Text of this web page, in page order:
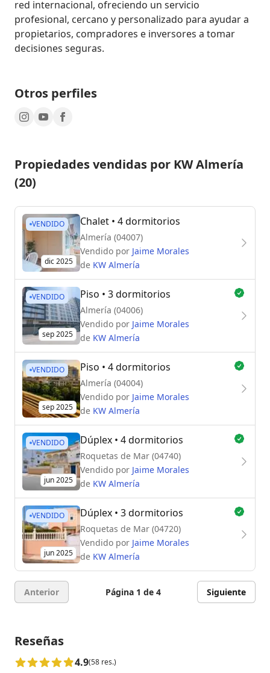
red internacional, ofreciendo un servicio
profesional, cercano y personalizado para ayudar a
propietarios, compradores e inversores a tomar
decisiones seguras.
Otros perfiles
Propiedades vendidas por KW Almería
(20)
VENDIDO
dic 2025
Chalet • 4 dormitorios
Almería (04007)
Vendido por Jaime Morales
de KW Almería
VENDIDO
sep 2025
Piso • 3 dormitorios
Almería (04006)
Vendido por Jaime Morales
de KW Almería
VENDIDO
sep 2025
Piso • 4 dormitorios
Almería (04004)
Vendido por Jaime Morales
de KW Almería
VENDIDO
jun 2025
Dúplex • 4 dormitorios
Roquetas de Mar (04740)
Vendido por Jaime Morales
de KW Almería
VENDIDO
jun 2025
Dúplex • 3 dormitorios
Roquetas de Mar (04720)
Vendido por Jaime Morales
de KW Almería
Anterior Página 1 de 4 Siguiente
Reseñas
4.9(58 res.)